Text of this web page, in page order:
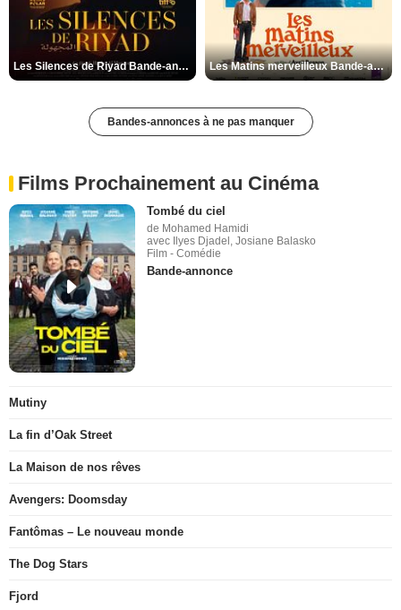
Les Silences de Riyad Bande-annonce VO STFR Les Matins merveilleux Bande-annonce VF
Bandes-annonces à ne pas manquer
Films Prochainement au Cinéma
Tombé du ciel
de Mohamed Hamidi
avec Ilyes Djadel, Josiane Balasko
Film - Comédie
Bande-annonce
Mutiny
La fin d’Oak Street
La Maison de nos rêves
Avengers: Doomsday
Fantômas – Le nouveau monde
The Dog Stars
Fjord